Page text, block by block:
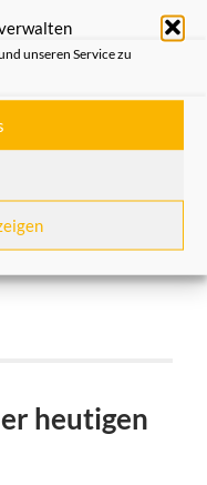
unseren Service zu
mit Nennung der
22. April 2022.
heutigen